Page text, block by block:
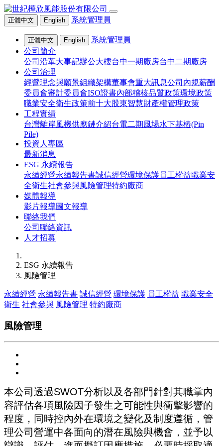
正體中文 English 系統管理員
正體中文 English
系統管理員
公司簡介
公司沿革大事記辦公大樓台中一期廠房台中二期廠房
公司治理
經營理念與願景組織架構董事會重大訊息公司內規薪酬
委員會審計委員會ISO證書內部稽核品質政策環境政策
職業安全衛生政策前十大股東智慧財產權管理政策
工程實績
台灣離岸風機供應鏈介紹台電二期風場水下基樁(Pin
Pile)
投資人專區
最新消息
ESG 永續報告
永續經營永續報告書誠信經營環境保護員工權益職業安
全衛生社會參與風險管理特約廠商
媒體報導
影片報導圖文報導
聯絡我們
公司聯絡資訊
人才招募
ESG 永續報告
風險管理
永續經營 永續報告書 誠信經營 環境保護 員工權益 職業安全
衛生 社會參與 風險管理 特約廠商
風險管理
本公司透過SWOT分析以及各部門針對其職掌內
容評估各項風險因子發生之可能性與衝擊影響的
程度，同時控內外在環境之變化及制度遵循，管
理公司營運中各面向的潛在風險與機會，並予以